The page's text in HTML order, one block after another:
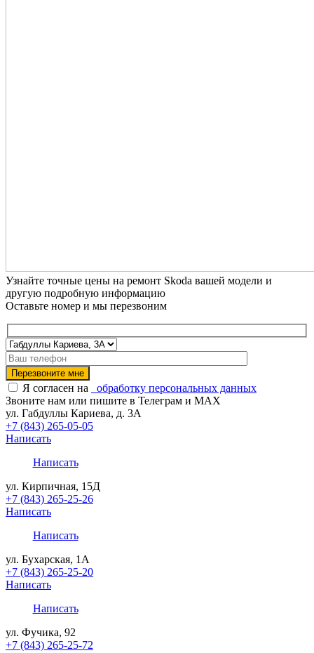
Узнайте точные цены на ремонт Skoda вашей модели и
другую подробную информацию
Оставьте номер и мы перезвоним
Я согласен на
обработку персональных данных
Звоните нам или пишите в Телеграм и MAX
ул. Габдуллы Кариева, д. 3А
+7 (843) 265-05-05
Написать
Написать
ул. Кирпичная, 15Д
+7 (843) 265-25-26
Написать
Написать
ул. Бухарская, 1А
+7 (843) 265-25-20
Написать
Написать
ул. Фучика, 92
+7 (843) 265-25-72